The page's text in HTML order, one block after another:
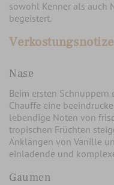
sowohl Kenner als auch
begeistert.
Nase
Beim ersten Schnuppern
Chauffe eine
lebendige Noten von
tropischen Früchten
Anklängen von Vanille
einladende und
Gaumen